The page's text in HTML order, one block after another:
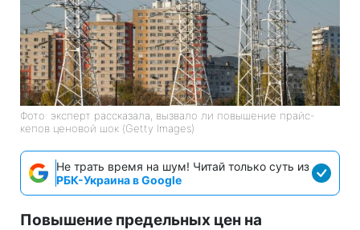
Фото: эксперт рассказала, вызвало ли повышение прайс-
кепов ценовой шок (Getty Images)
Не трать время на шум! Читай только суть из
РБК-Украина в Google
Повышение предельных цен на